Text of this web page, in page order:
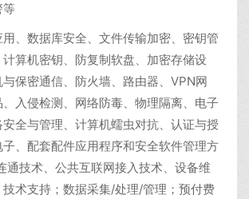
等
数据库安全、文件传输加密、密钥管
算机密钥、防复制软盘、加密存储设
保密通信、防火墙、路由器、VPN网
入侵检测、网络防毒、物理隔离、电子
全与管理、计算机蠕虫对抗、认证与授
、配套配件应用程序和安全软件管理方
通技术、公共互联网接入技术、设备维
术支持；数据采集/处理/管理；预付费